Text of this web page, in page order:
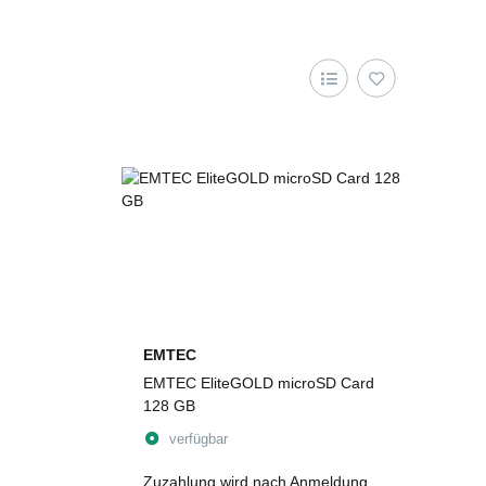
EMTEC
EMTEC EliteGOLD microSD Card
128 GB
verfügbar
Zuzahlung wird nach Anmeldung